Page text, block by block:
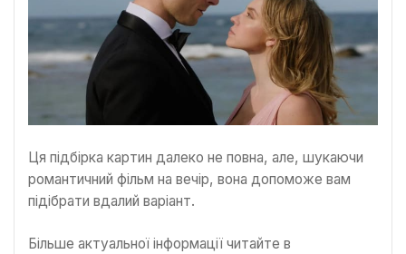
Ця підбірка картин далеко не повна, але, шукаючи
романтичний фільм на вечір, вона допоможе вам
підібрати вдалий варіант.
Більше актуальної інформації читайте в